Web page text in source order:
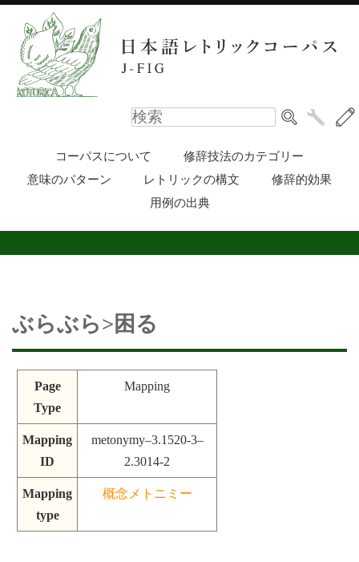
コーパスについて
修辞技法のカテゴリー
意味のパターン
レトリックの構文
修辞的効果
用例の出典
ぶらぶら>困る
Page
Type
Mapping
Mapping
ID
metonymy–3.1520-3–
2.3014-2
Mapping
type
概念メトニミー